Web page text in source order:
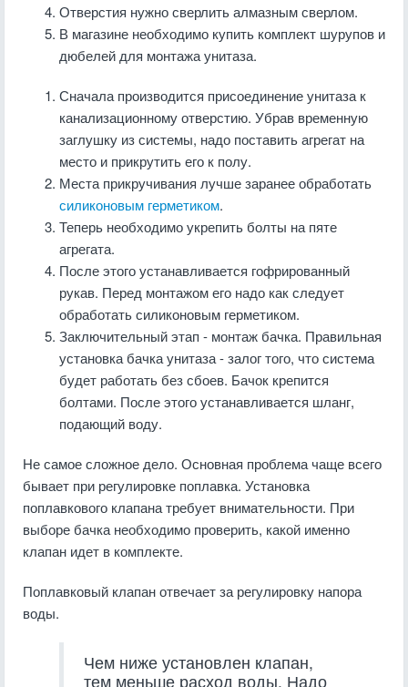
Отверстия нужно сверлить алмазным сверлом.
В магазине необходимо купить комплект шурупов и
дюбелей для монтажа унитаза.
Сначала производится присоединение унитаза к
канализационному отверстию. Убрав временную
заглушку из системы, надо поставить агрегат на
место и прикрутить его к полу.
Места прикручивания лучше заранее обработать
силиконовым герметиком.
Теперь необходимо укрепить болты на пяте
агрегата.
После этого устанавливается гофрированный
рукав. Перед монтажом его надо как следует
обработать силиконовым герметиком.
Заключительный этап - монтаж бачка. Правильная
установка бачка унитаза - залог того, что система
будет работать без сбоев. Бачок крепится
болтами. После этого устанавливается шланг,
подающий воду.
Не самое сложное дело. Основная проблема чаще всего
бывает при регулировке поплавка. Установка
поплавкового клапана требует внимательности. При
выборе бачка необходимо проверить, какой именно
клапан идет в комплекте.
Поплавковый клапан отвечает за регулировку напора
воды.
Чем ниже установлен клапан,
тем меньше расход воды. Надо